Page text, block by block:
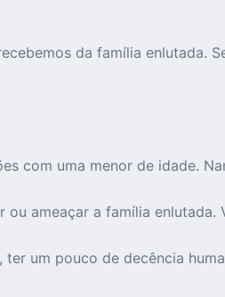
da família enlutada.
com uma menor de idade.
ameaçar a família enlutada.
um pouco de decência